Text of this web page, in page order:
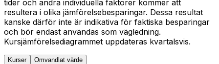
tider och andra individuella faktorer kommer att
resultera i olika jämförelsebesparingar. Dessa resultat
kanske därför inte är indikativa för faktiska besparingar
och bör endast användas som vägledning.
Kursjämförelsediagrammet uppdateras kvartalsvis.
Kurser Omvandlat värde